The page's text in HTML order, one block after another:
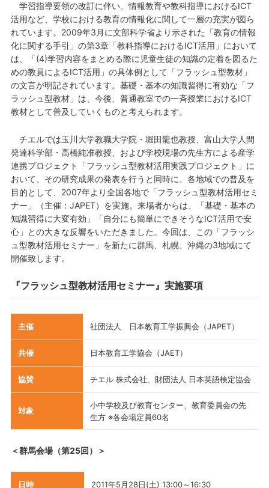
学習指導要領の改訂に伴い、情報教育や教科指導におけるICT
活用など、学校における教育の情報化に関して一層の充実が図ら
れています。2009年3月に文部科学省より示された「教育の情報
化に関する手引」の第3章「教科指導におけるICT活用」において
は、「(4)学習内容をまとめる際に児童生徒の知識の定着を図るた
めの教員によるICT活用」の具体例として「フラッシュ型教材」
の文言が明記されています。基礎・基本の知識習得に有効な「フ
ラッシュ型教材」は、今後、普通教室での一斉授業におけるICT
教材として普及していくものと考えられます。
チエルでは玉川大学教職大学院・堀田龍也教授、富山大学人間
発達科学部・高橋純准教授、および学校現場の先生方による産学
連携プロジェクト「フラッシュ型教材活用実践プロジェクト」に
おいて、その研究成果の発表を行うと同時に、各地域での普及を
目的として、2007年より全国各地で「フラッシュ型教材活用セミ
ナー」（主催：JAPET）を実施。来場者からは、「基礎・基本の
知識習得に大変有効」「自分にも簡単にできそうなICT活用で安
心」との大きな反響をいただきました。今回は、この「フラッシ
ュ型教材活用セミナー」を新たに群馬、札幌、沖縄の3地域にて
開催致します。
『フラッシュ型教材活用セミナー』実施要項
主催 社団法人 日本教育工学振興会（JAPET）
共催 日本教育工学協会（JAET）
協賛 チエル 株式会社、財団法人 日本英語検定協会
対象
小中学校及び教育センター、教育委員会の先
生方 ※各会場定員60名
＜群馬会場（第25回）＞
日時 2011年5月28日(土) 13:00～16:30